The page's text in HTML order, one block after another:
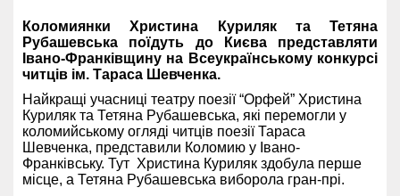
Коломиянки Христина Куриляк та Тетяна
Рубашевська поїдуть до Києва представляти
Івано-Франківщину на Всеукраїнському конкурсі
читців ім. Тараса Шевченка.
Найкращі учасниці театру поезії “Орфей” Христина
Куриляк та Тетяна Рубашевська, які перемогли у
коломийському огляді читців поезії Тараса
Шевченка, представили Коломию у Івано-
Франківську. Тут Христина Куриляк здобула перше
місце, а Тетяна Рубашевська виборола гран-прі.